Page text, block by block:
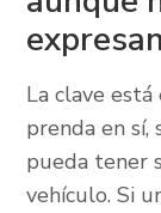
La clave
prenda en sí,
pueda tener
vehículo. Si